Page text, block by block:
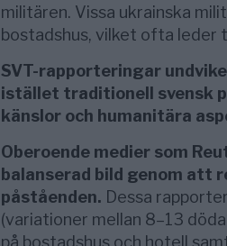
militären. Vissa ukrainska
bostadshus, vilket ofta leder
SVT-rapporteringar
istället traditionell svensk
känslor och humanitära
Oberoende medier som
balanserad bild genom att
påståenden. Dessa
(variationer mellan 8–13
på bostadshus och hotell